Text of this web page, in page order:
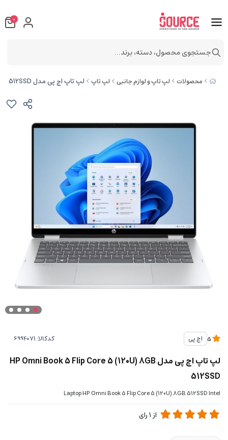
محصولات لپ تاپ و لوازم جانبی لپ تاپ لپ تاپ اچ پی مدل HP Omni Book 5 Flip Core 5 (120U) 8GB 512SSD
اچ پی کدکالا:
لپ تاپ اچ پی مدل HP Omni Book 5 Flip Core 5 (120U) 8GB
512SSD
Laptop HP Omni Book 5 Flip Core 5 (120U) 8GB 512SSD Intel
از 1رای
0
جستجوی محصول، دسته، برند...